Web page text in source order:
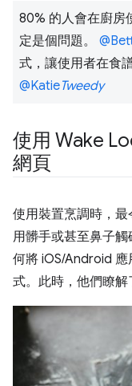
80% 的人會在廚房
定是個問題。
式，讓使用者在食
@KatieTweedy
使用 Wake
網頁
使用裝置烹調時，
用髒手或甚至鼻子
何將 iOS/Android
式。此時，他們瞭解